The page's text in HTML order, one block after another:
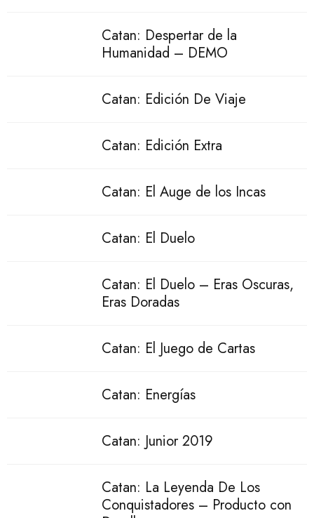
Catan: Despertar de la
Humanidad – DEMO
Catan: Edición De Viaje
Catan: Edición Extra
Catan: El Auge de los Incas
Catan: El Duelo
Catan: El Duelo – Eras Oscuras,
Eras Doradas
Catan: El Juego de Cartas
Catan: Energías
Catan: Junior 2019
Catan: La Leyenda De Los
Conquistadores – Producto con